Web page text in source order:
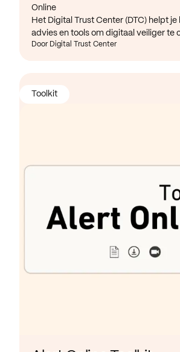
Online
Het Digital Trust Center (DTC) helpt
advies en tools om digitaal veiliger te
Door Digital Trust Center
Toolkit